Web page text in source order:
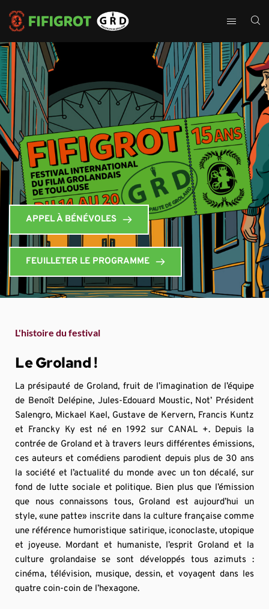
APPEL À BÉNÉVOLES
FEUILLETER LE PROGRAMME
L'histoire du festival
Le Groland !
La présipauté de Groland, fruit de l’imagination de l’équipe
de Benoît Delépine, Jules-Edouard Moustic, Not’ Président
Salengro, Mickael Kael, Gustave de Kervern, Francis Kuntz
et Francky Ky est né en 1992 sur CANAL +. Depuis la
contrée de Groland et à travers leurs différentes émissions,
ces auteurs et comédiens parodient depuis plus de 30 ans
la société et l’actualité du monde avec un ton décalé, sur
fond de lutte sociale et politique. Bien plus que l’émission
que nous connaissons tous, Groland est aujourd’hui un
style, «une patte» inscrite dans la culture française comme
une référence humoristique satirique, iconoclaste, utopique
et joyeuse. Mordant et humaniste, l’esprit Groland et la
culture grolandaise se sont développés tous azimuts :
cinéma, télévision, musique, dessin, et voyagent dans les
quatre coin-coin de l’hexagone.